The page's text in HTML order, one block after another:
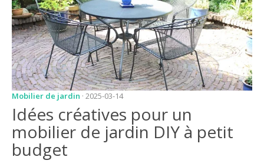
CONSEILS ET
ASTUCES
GUIDES
JARDIN
ENTRETIEN
PISCINE
ENTRETIEN
PARTENAIRES
Mobilier de jardin · 2025-03-14
Idées créatives pour un
mobilier de jardin DIY à petit
budget